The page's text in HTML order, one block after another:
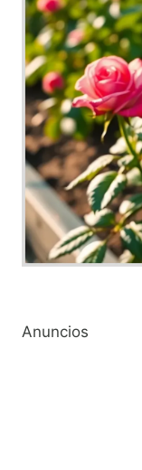
Anuncios